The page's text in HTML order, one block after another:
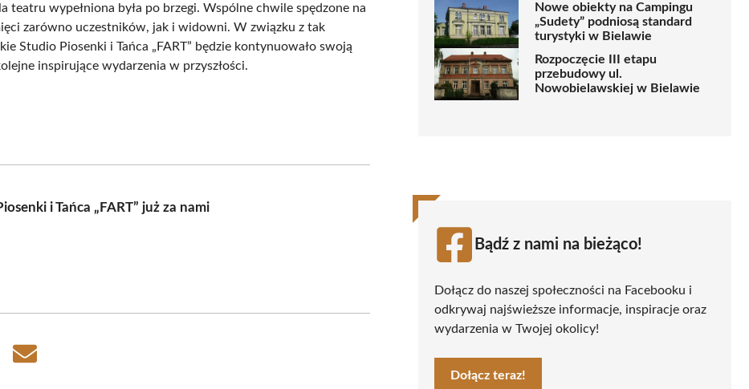
teatru wypełniona była po brzegi. Wspólne chwile spędzone na
zarówno uczestników, jak i widowni. W związku z tak
Studio Piosenki i Tańca „FART” będzie kontynuowało swoją
inspirujące wydarzenia w przyszłości.
i Tańca „FART” już za nami
Share
Nowe obiekty na Campingu
„Sudety” podniosą standard
turystyki w Bielawie
Rozpoczęcie III etapu
przebudowy ul.
Nowobielawskiej w Bielawie
Bądź z nami na bieżąco!
Dołącz do naszej społeczności na Facebooku i
odkrywaj najświeższe informacje, inspiracje oraz
wydarzenia w Twojej okolicy!
Dołącz teraz!